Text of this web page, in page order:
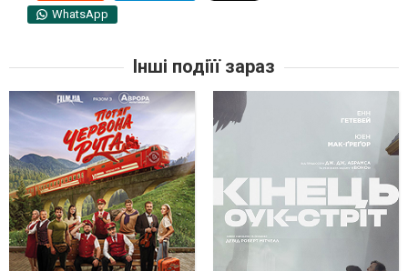
WhatsApp
Інші подіїї зараз